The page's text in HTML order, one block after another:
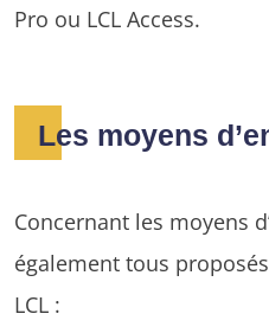
Pro ou LCL Access.
Les moyens
Concernant les moyens
également tous
LCL :